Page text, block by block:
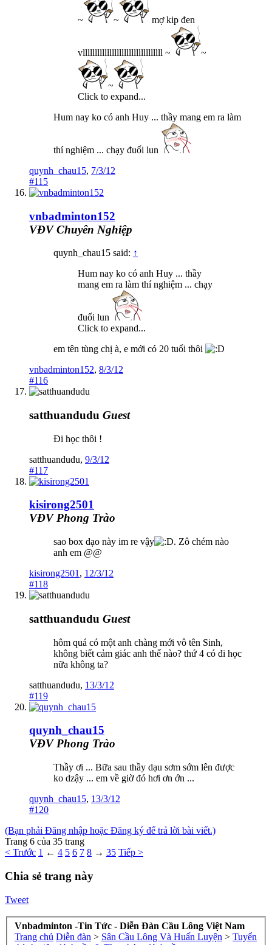
~ ~ mợ kip đen
vlllllllllllllllllllllllllllllllll ~ ~
~
Click to expand...
Hum nay ko có anh Huy ... thầy mang em ra làm
thí nghiệm ... chạy đuối lun
quynh_chau15, 7/3/12
#115
vnbadminton152
VĐV Chuyên Nghiệp
quynh_chau15 said: ↑
Hum nay ko có anh Huy ... thầy
mang em ra làm thí nghiệm ... chạy
đuối lun
Click to expand...
em tên tùng chị à, e mới có 20 tuổi thôi
vnbadminton152, 8/3/12
#116
satthuandudu Guest
Đi học thôi !
satthuandudu, 9/3/12
#117
kisirong2501
VĐV Phong Trào
sao box dạo này im re vậy
. Zô chém nào
anh em @@
kisirong2501 , 12/3/12
#118
satthuandudu Guest
hôm quá có một anh chàng mới vô tên Sinh,
không biết cảm giác anh thế nào? thứ 4 có đi học
nữa không ta?
satthuandudu, 13/3/12
#119
quynh_chau15
VĐV Phong Trào
Thầy ơi ... Bữa sau thầy dạu sơm sớm lên được
ko dzậy ... em về giờ đó hơi ơn ớn ...
quynh_chau15, 13/3/12
#120
(Bạn phải Đăng nhập hoặc Đăng ký để trả lời bài viết.)
Trang 6 của 35 trang
< Trước 1 ← 4 5 6 7 8 → 35 Tiếp >
Chia sẻ trang này
Tweet
Vnbadminton -Tin Tức - Diễn Đàn Cầu Lông Việt Nam
Trang chủ Diễn đàn > Sân Cầu Lông Và Huấn Luyện > Tuyển